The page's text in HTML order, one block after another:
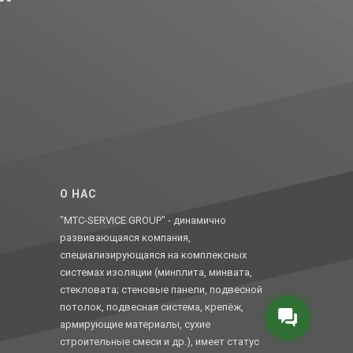
O НАС
"MTC-SERVICE GROUP" - динамично
развивающаяся компания,
специализирующаяся на комплексных
системах изоляции (минплита, минвата,
стекловата; стеновые панели, подвесной
потолок, подвесная система, крепёж,
армирующие материалы, сухие
строительные смеси и др.), имеет статус